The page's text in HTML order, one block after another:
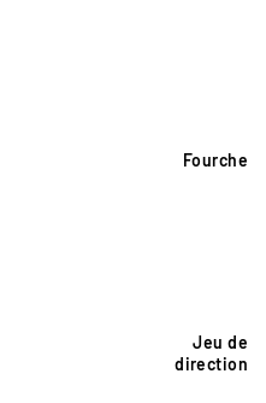
Fourche
Jeu de
direction